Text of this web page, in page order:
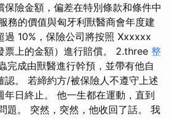
保險金額，偏差在特別條款和條件中
務的價值與匈牙利獸醫商會年度建
過 10%，保險公司將按照 Xxxxxx
票上的金額）進行賠償。 2.three 整
完成由獸醫進行幹預，並帶有他自
認。 若締約方/被保險人不遵守上述
年日終止。 他一生都在運動，直到
題。 突然，突然，他收回了話。 我